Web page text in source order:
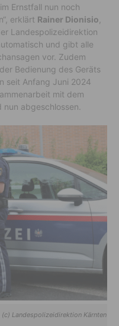
Ernstfall nun noch
erklärt Rainer Dionisio
Landespolizeidirektion
und gibt alle
vor. Zudem
Bedienung des Geräts
seit Anfang Juni 2024
mit dem
abgeschlossen.
Landespolizeidirektion Kärnten